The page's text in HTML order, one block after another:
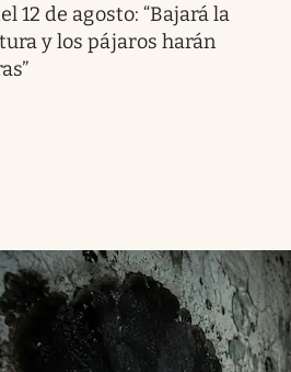
12 de agosto: “Bajará la
y los pájaros harán